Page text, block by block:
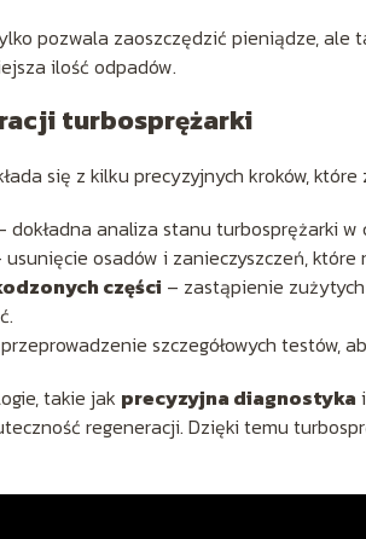
pozwala zaoszczędzić pieniądze,
ilość odpadów.
turbosprężarki
się z kilku precyzyjnych kroków,
dokładna analiza stanu turbosprężarki
usunięcie osadów i zanieczyszczeń,
części – zastąpienie
szczegółowych testów,
takie jak precyzyjna diagnostyka i
regeneracji. Dzięki temu